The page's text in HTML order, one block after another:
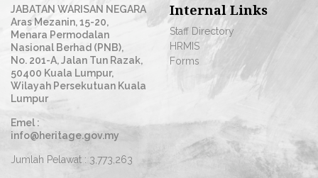
JABATAN WARISAN NEGARA
Aras Mezanin, 15-20,
Menara Permodalan
Nasional Berhad (PNB),
No. 201-A, Jalan Tun Razak,
50400 Kuala Lumpur,
Wilayah Persekutuan Kuala
Lumpur
Emel :
info@heritage.gov.my
Jumlah Pelawat : 3,773,263
Internal Links
Staff Directory
HRMIS
Forms